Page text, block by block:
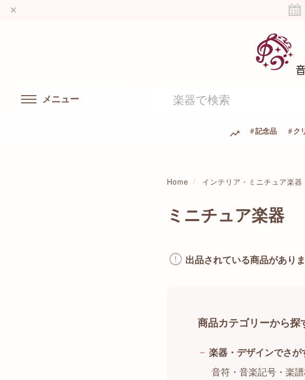
メニュー
記念品 ク
Home インテリア・ミニチュア楽器
ミニチュア楽器
出品されている商品がありま
商品カテゴリーから探
楽器・デザインでさが
音符・音楽記号・楽